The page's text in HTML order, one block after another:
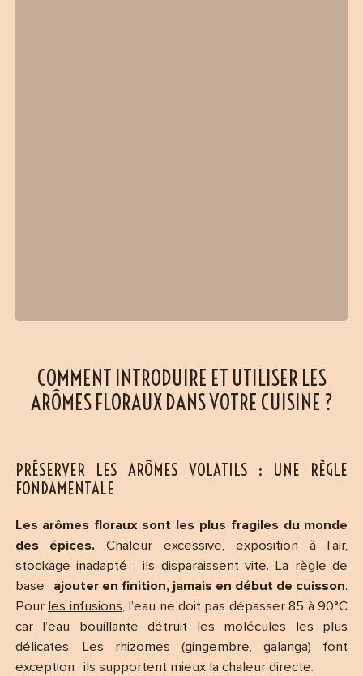
COMMENT INTRODUIRE ET UTILISER LES
ARÔMES FLORAUX DANS VOTRE CUISINE ?
PRÉSERVER LES ARÔMES VOLATILS : UNE RÈGLE
FONDAMENTALE
Les arômes floraux sont les plus fragiles du monde
des épices. Chaleur excessive, exposition à l’air,
stockage inadapté : ils disparaissent vite. La règle de
base : ajouter en finition, jamais en début de cuisson.
Pour les infusions, l’eau ne doit pas dépasser 85 à 90°C
car l’eau bouillante détruit les molécules les plus
délicates. Les rhizomes (gingembre, galanga) font
exception : ils supportent mieux la chaleur directe.